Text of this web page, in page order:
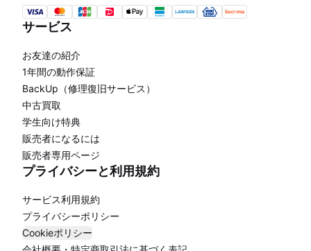
サービス
お友達の紹介
1年間の動作保証
BackUp（修理復旧サービス）
中古買取
学生向け特典
販売者になるには
販売者専用ページ
プライバシーと利用規約
サービス利用規約
プライバシーポリシー
Cookieポリシー